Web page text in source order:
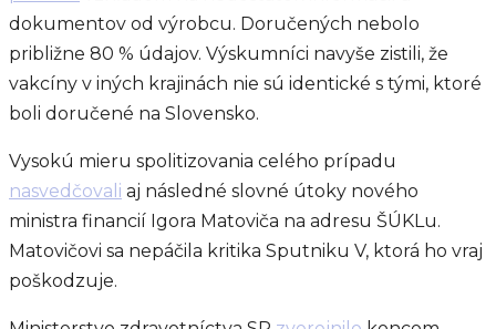
dokumentov od výrobcu. Doručených nebolo
približne 80 % údajov. Výskumníci navyše zistili, že
vakcíny v iných krajinách nie sú identické s tými, ktoré
boli doručené na Slovensko.
Vysokú mieru spolitizovania celého prípadu
nasvedčovali aj následné slovné útoky nového
ministra financií Igora Matoviča na adresu ŠÚKLu.
Matovičovi sa nepáčila kritika Sputniku V, ktorá ho vraj
poškodzuje.